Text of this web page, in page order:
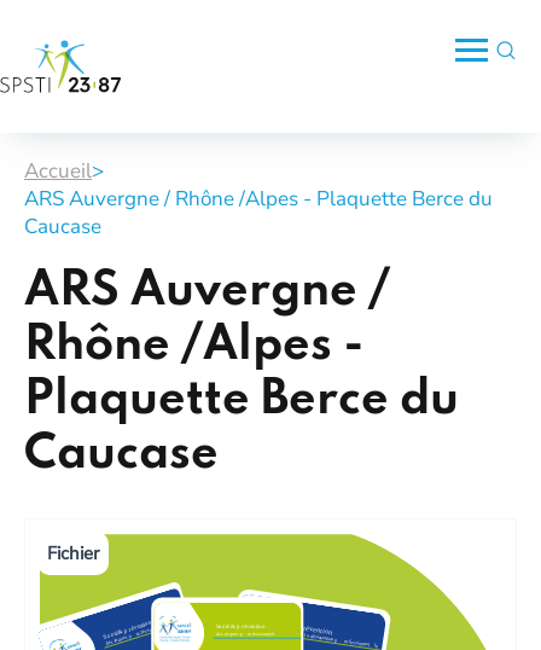
Accueil>
ARS Auvergne / Rhône /Alpes - Plaquette Berce du
Caucase
ARS Auvergne /
Rhône /Alpes -
Plaquette Berce du
Caucase